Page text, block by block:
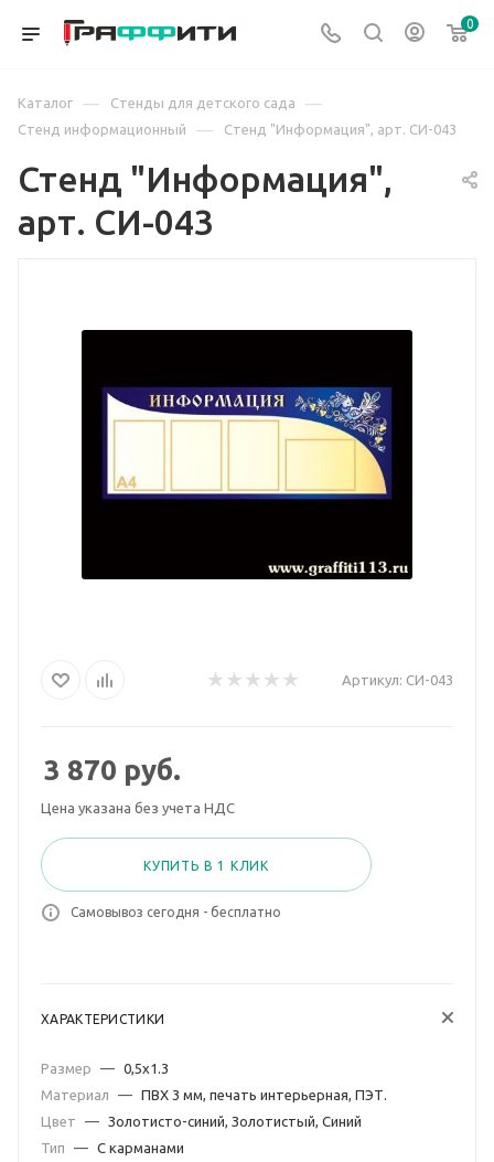
0
Каталог — Стенды для детского сада —
Стенд информационный — Стенд "Информация", арт. СИ-043
Стенд "Информация",
арт. СИ-043
Артикул: СИ-043
3 870 руб.
Цена указана без учета НДС
КУПИТЬ В 1 КЛИК
Самовывоз сегодня - бесплатно
ХАРАКТЕРИСТИКИ
Размер — 0,5х1.3
Материал
— ПВХ 3 мм, печать интерьерная, ПЭТ.
Цвет
— Золотисто-синий, Золотистый, Синий
Тип
— С карманами